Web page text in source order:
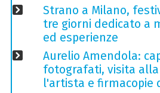
Strano a Milano,
tre giorni dedicato a
ed esperienze
Aurelio Amendola:
fotografati, visita
l'artista e firmacopie